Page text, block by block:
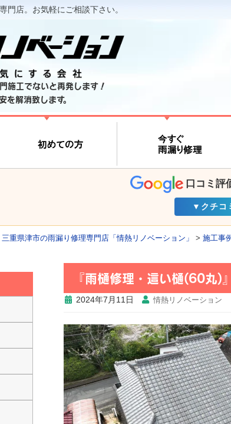
門店。お気軽にご相談下さい。
施工でないと再発します！
解消致します。
口コミ評
▼クチコ
三重県津市の雨漏り修理専門店「情熱リノベーション」 > 施工事例
『雨樋修理・這い樋(60丸
2024年7月11日 情熱リノベーション